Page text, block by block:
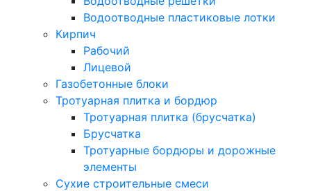
Водоотводные пластиковые лотки
Кирпич
Рабочий
Лицевой
Газобетонные блоки
Тротуарная плитка и бордюр
Тротуарная плитка (брусчатка)
Брусчатка
Тротуарные бордюры и дорожные
элементы
Сухие строительные смеси